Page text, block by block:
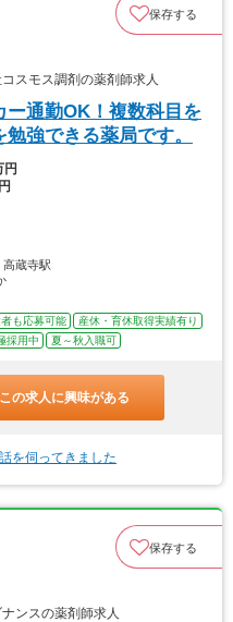
保存する
スモス調剤の薬剤師求人
通勤OK！複数科目を
強できる薬局です。
円
高蔵寺駅
も応募可能
産休・育休取得実績有り
採用中 夏～秋入職可
この求人に興味がある
を伺ってきました
保存する
ンスの薬剤師求人